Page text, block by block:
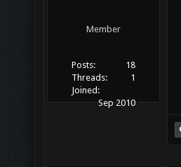
Member
Posts:
18
Threads:
1
Joined:
Sep 2010